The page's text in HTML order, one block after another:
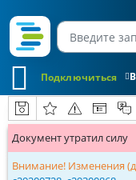
Подключиться
Документ утратил силу
Внимание! Изменения